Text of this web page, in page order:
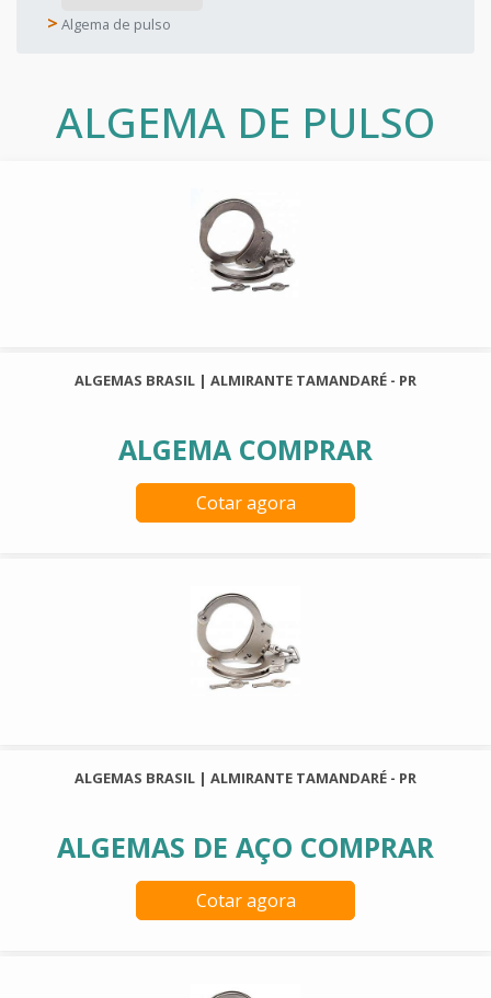
Algema de pulso
ALGEMA DE PULSO
ALGEMAS BRASIL | ALMIRANTE TAMANDARÉ - PR
ALGEMA COMPRAR
Cotar agora
ALGEMAS BRASIL | ALMIRANTE TAMANDARÉ - PR
ALGEMAS DE AÇO COMPRAR
Cotar agora